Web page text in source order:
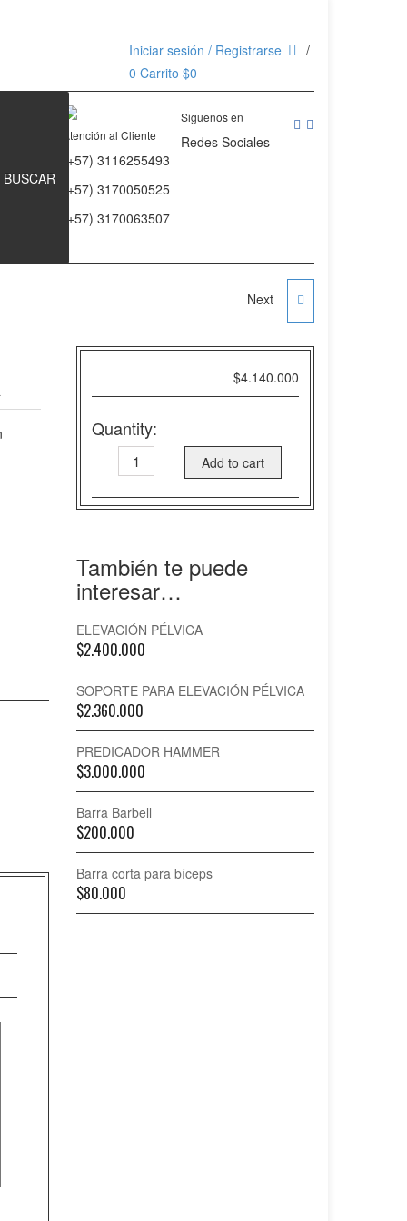
Iniciar sesión / Registrarse
0 Carrito $0
Atención al Cliente
(+57) 3116255493
(+57) 3170050525
(+57) 3170063507
Siguenos en
Redes Sociales
BUSCAR
Next
$4.140.000
Quantity:
JACKA
HAMMER
Add to cart
También te puede
interesar…
ELEVACIÓN PÉLVICA
$2.400.000
SOPORTE PARA ELEVACIÓN PÉLVICA
$2.360.000
PREDICADOR HAMMER
$3.000.000
Barra Barbell
$200.000
Barra corta para bíceps
$80.000